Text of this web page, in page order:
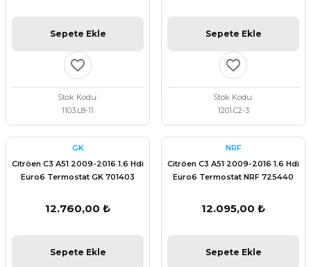
Sepete Ekle
Stok Kodu
1103.L8-11
Sepete Ekle
Stok Kodu
1201.C2-3
GK
Citröen C3 A51 2009-2016 1.6 Hdi
Euro6 Termostat GK 701403
12.760,00 ₺
Sepete Ekle
NRF
Citröen C3 A51 2009-2016 1.6 Hdi
Euro6 Termostat NRF 725440
12.095,00 ₺
Sepete Ekle